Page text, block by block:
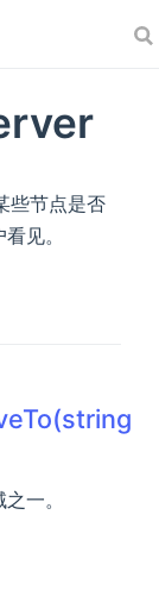
些节点是否
见。
一。